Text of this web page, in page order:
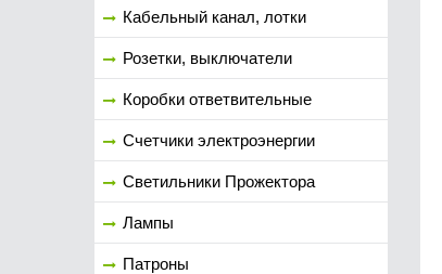
Кабельный канал, лотки
Розетки, выключатели
Коробки ответвительные
Счетчики электроэнергии
Светильники Прожектора
Лампы
Патроны